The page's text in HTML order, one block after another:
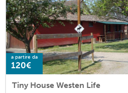
a partire da
120€
Tiny House Westen Life